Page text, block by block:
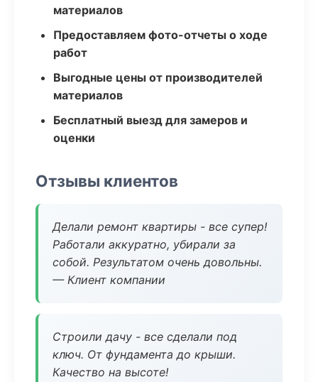
материалов
Предоставляем фото-отчеты о ходе
работ
Выгодные цены от производителей
материалов
Бесплатный выезд для замеров и
оценки
Отзывы клиентов
Делали ремонт квартиры - все супер!
Работали аккуратно, убирали за
собой. Результатом очень довольны.
— Клиент компании
Строили дачу - все сделали под
ключ. От фундамента до крыши.
Качество на высоте!